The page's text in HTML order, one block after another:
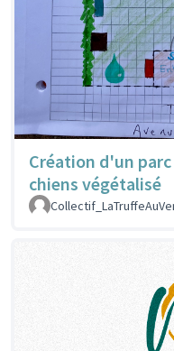
Création d'un parc
chiens végétalisé